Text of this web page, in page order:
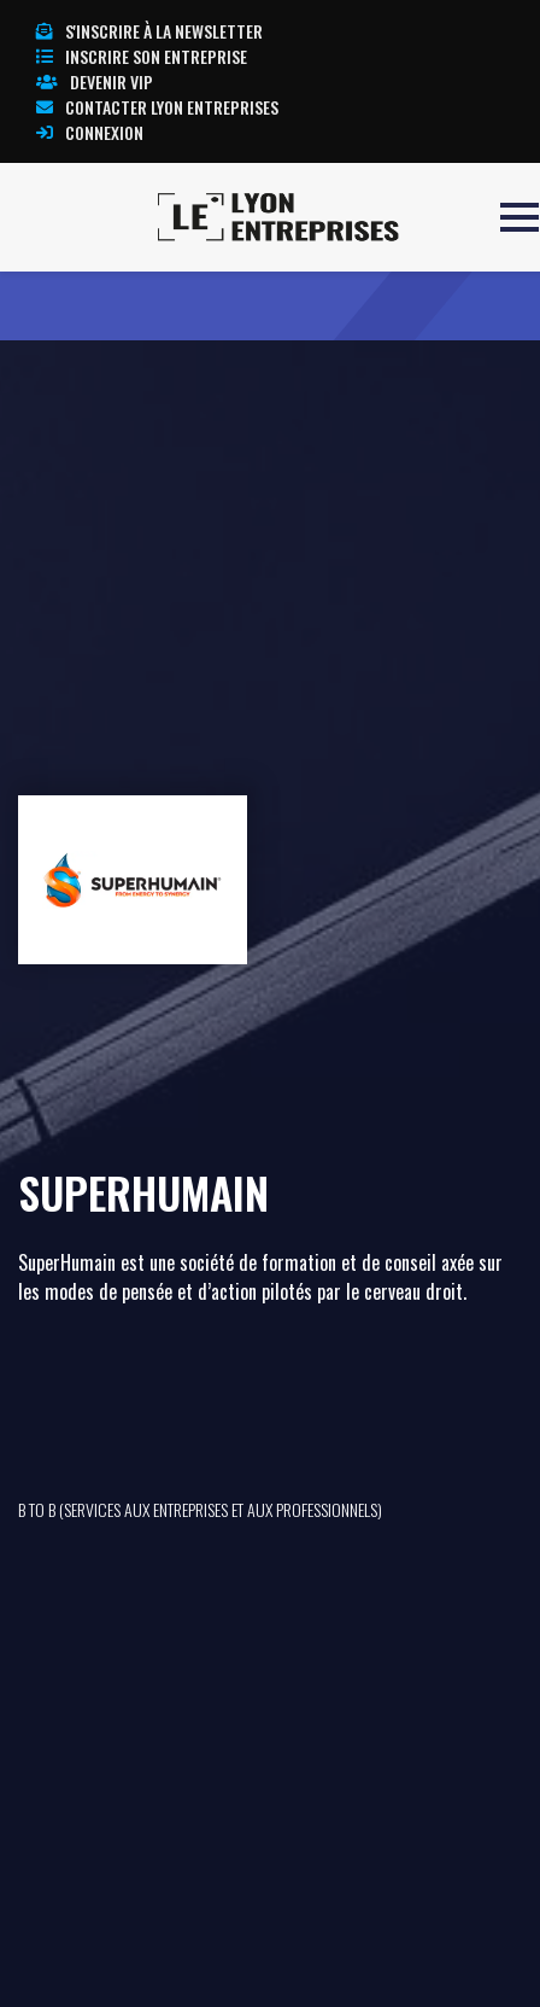
S'INSCRIRE À LA NEWSLETTER
INSCRIRE SON ENTREPRISE
DEVENIR VIP
CONTACTER LYON ENTREPRISES
CONNEXION
SUPERHUMAIN
SuperHumain est une société de formation et de conseil axée sur
les modes de pensée et d’action pilotés par le cerveau droit.
B TO B (SERVICES AUX ENTREPRISES ET AUX PROFESSIONNELS)